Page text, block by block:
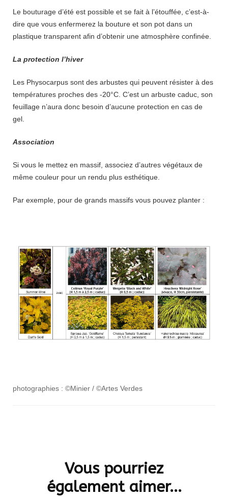
Le bouturage d’été est possible et se fait à l’étouffée, c’est-à-
dire que vous enfermerez la bouture et son pot dans un
plastique transparent afin d’obtenir une atmosphère confinée.
La protection l’hiver
Les Physocarpus sont des arbustes qui peuvent résister à des
températures proches des -20°C. C’est un arbuste caduc, son
feuillage n’aura donc besoin d’aucune protection en cas de
gel.
Association
Si vous le mettez en massif, associez d’autres végétaux de
même couleur pour un rendu plus esthétique.
Par exemple, pour de grands massifs vous pouvez planter :
photographies : ©Minier / ©Artes Verdes
Vous pourriez
également aimer...